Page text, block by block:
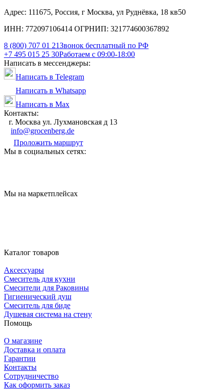
Адрес: 111675, Россия, г Москва, ул Руднёвка, 18 кв50
ИНН: 772097106414 ОГРНИП: 321774600367892
8 (800) 707 01 21Звонок бесплатный по РФ
+7 495 015 25 30Работаем с 09:00-18:00
Написать в мессенджеры:
Написать в Telegram
Написать в Whatsapp
Написать в Max
Контакты:
г. Москва ул. Лухмановская д 13
info@grocenberg.de
Проложить маршрут
Мы в социальных сетях:
Мы на маркетплейсах
Каталог товаров
Аксессуары
Смеситель для кухни
Смесители для Раковины
Гигиенический душ
Смеситель для биде
Душевая система на стену
Помощь
О магазине
Доставка и оплата
Гарантии
Контакты
Сотрудничество
Как оформить заказ